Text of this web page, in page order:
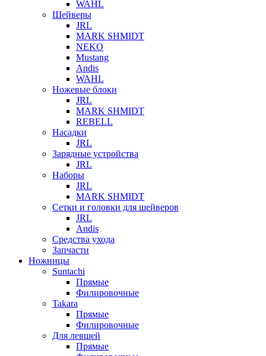
WAHL
Шейверы
JRL
MARK SHMIDT
NEKO
Mustang
Andis
WAHL
Ножевые блоки
JRL
MARK SHMIDT
REBELL
Насадки
JRL
Зарядные устройства
JRL
Наборы
JRL
MARK SHMIDT
Сетки и головки для шейверов
JRL
Andis
Средства ухода
Запчасти
Ножницы
Suntachi
Прямые
Филировочные
Takara
Прямые
Филировочные
Для левшей
Прямые